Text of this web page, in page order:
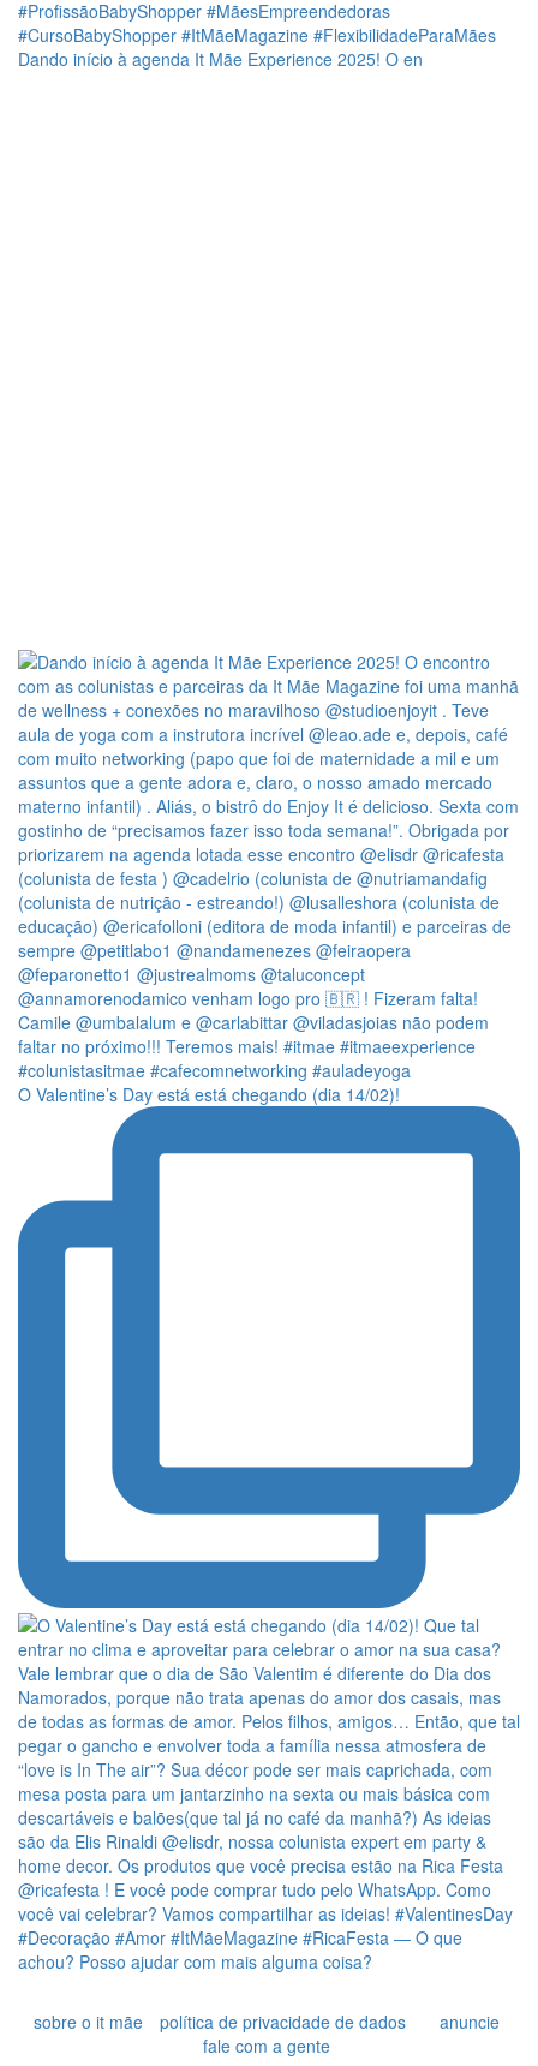
Dando início à agenda It Mãe Experience 2025! O en
O Valentine’s Day está está chegando (dia 14/02)!
sobre o it mãe política de privacidade de dados
anuncie
fale com a gente